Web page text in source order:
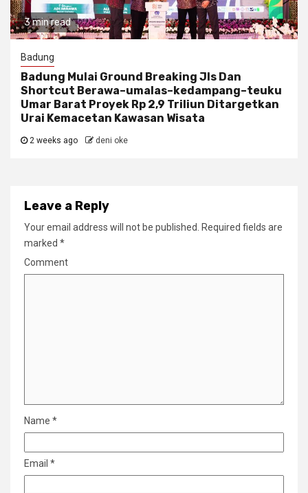
3 min read
Badung
Badung Mulai Ground Breaking Jls Dan
Shortcut Berawa–umalas–kedampang–teuku
Umar Barat Proyek Rp 2,9 Triliun Ditargetkan
Urai Kemacetan Kawasan Wisata
2 weeks ago deni oke
Leave a Reply
Your email address will not be published.
Required fields are
marked *
Comment
Name *
Email *